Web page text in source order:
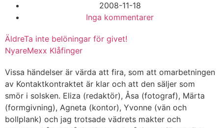
2008-11-18
Inga kommentarer
ÄldreTa inte belöningar för givet!
NyareMexx Klåfinger
Vissa händelser är värda att fira, som att omarbetningen
av Kontaktkontraktet är klar och att den säljer som
smör i solsken. Eliza (redaktör), Åsa (fotograf), Märta
(formgivning), Agneta (kontor), Yvonne (vän och
bollplank) och jag trotsade vädrets makter och